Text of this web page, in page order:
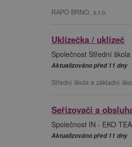
RAPO BRNO, s.r.o.
Uklízečka / uklízeč
Společnost Střední
Aktualizováno před 11 dny
Střední škola a základní
Seřizovači a
Společnost IN - EKO
Aktualizováno před 11 dny